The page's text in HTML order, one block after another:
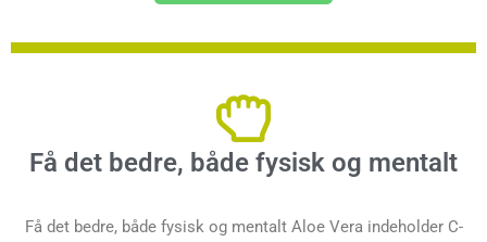
Få det bedre, både fysisk og mentalt
Få det bedre, både fysisk og mentalt Aloe Vera indeholder C-